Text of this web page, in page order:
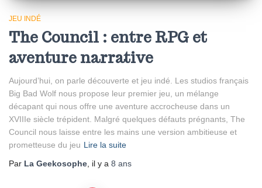
JEU INDÉ
The Council : entre RPG et
aventure narrative
Aujourd’hui, on parle découverte et jeu indé. Les studios français
Big Bad Wolf nous propose leur premier jeu, un mélange
décapant qui nous offre une aventure accrocheuse dans un
XVIIIe siècle trépident. Malgré quelques défauts prégnants, The
Council nous laisse entre les mains une version ambitieuse et
prometteuse du jeu Lire la suite
Par La Geekosophe , il y a 8 ans